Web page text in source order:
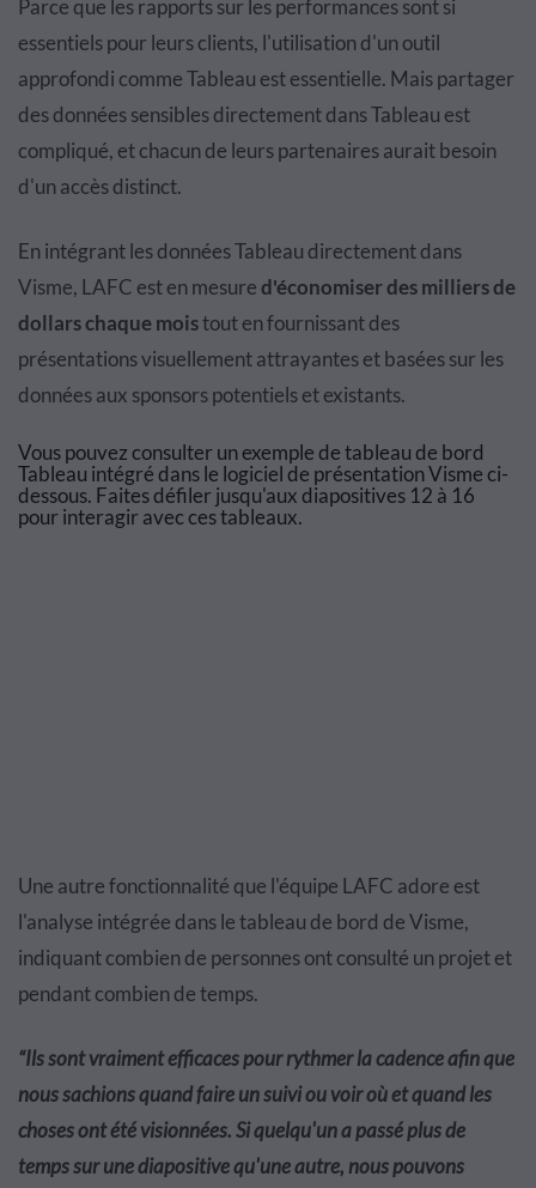
Parce que les rapports sur les performances sont si
essentiels pour leurs clients, l'utilisation d'un outil
approfondi comme Tableau est essentielle. Mais partager
des données sensibles directement dans Tableau est
compliqué, et chacun de leurs partenaires aurait besoin
d'un accès distinct.
En intégrant les données Tableau directement dans
Visme, LAFC est en mesured'économiser des milliers de
dollars chaque moistout en fournissant des
présentations visuellement attrayantes et basées sur les
données aux sponsors potentiels et existants.
Vous pouvez consulter un exemple de tableau de bord
Tableau intégré dans le logiciel de présentation Visme ci-
dessous. Faites défiler jusqu'aux diapositives 12 à 16
pour interagir avec ces tableaux.
Une autre fonctionnalité que l'équipe LAFC adore est
l'analyse intégrée dans le tableau de bord de Visme,
indiquant combien de personnes ont consulté un projet et
pendant combien de temps.
“Ils sont vraiment efficaces pour rythmer la cadence afin que
nous sachions quand faire un suivi ou voir où et quand les
choses ont été visionnées. Si quelqu'un a passé plus de
temps sur une diapositive qu'une autre, nous pouvons